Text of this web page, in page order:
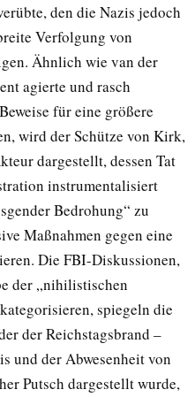
den die Nazis jedoch
Verfolgung von
Ähnlich wie van der
agierte und rasch
für eine größere
wird der Schütze von Kirk,
dargestellt, dessen Tat
instrumentalisiert
Bedrohung“ zu
Maßnahmen gegen eine
Die FBI-Diskussionen,
der „nihilistischen
spiegeln die
der Reichstagsbrand –
und der Abwesenheit von
Putsch dargestellt wurde,